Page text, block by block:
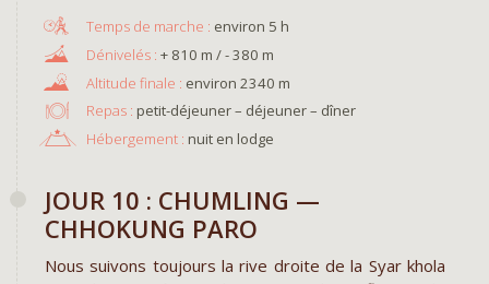
environ 5 h
+ 810 m / - 380 m
environ 2340 m
Repas : petit-déjeuner – déjeuner – dîner
Hébergement : nuit en lodge
JOUR 10 : CHUMLING —
CHHOKUNG PARO
Nous suivons toujours la rive droite de la Syar khola